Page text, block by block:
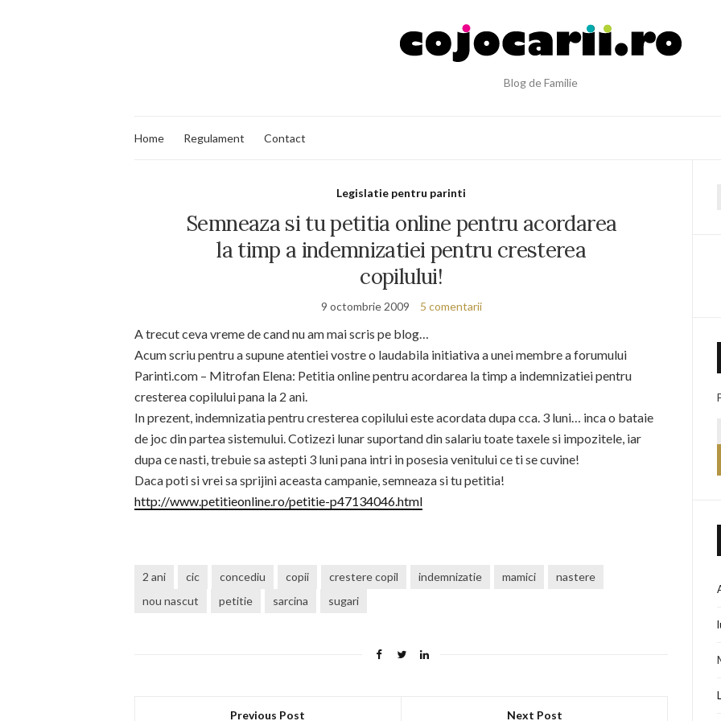
Blog de Familie
Home Regulament Contact
Legislatie pentru parinti
Semneaza si tu petitia online pentru acordarea
la timp a indemnizatiei pentru cresterea
copilului!
9 octombrie 2009 5 comentarii
A trecut ceva vreme de cand nu am mai scris pe blog…
Acum scriu pentru a supune atentiei vostre o laudabila initiativa a unei membre a forumului
Parinti.com – Mitrofan Elena: Petitia online pentru acordarea la timp a indemnizatiei pentru
cresterea copilului pana la 2 ani.
In prezent, indemnizatia pentru cresterea copilului este acordata dupa cca. 3 luni… inca o bataie
de joc din partea sistemului. Cotizezi lunar suportand din salariu toate taxele si impozitele, iar
dupa ce nasti, trebuie sa astepti 3 luni pana intri in posesia venitului ce ti se cuvine!
Daca poti si vrei sa sprijini aceasta campanie, semneaza si tu petitia!
http://www.petitieonline.ro/petitie-p47134046.html
2 ani cic concediu copii crestere copil indemnizatie mamici
nastere
nou nascut
petitie sarcina sugari
Previous Post Next Post